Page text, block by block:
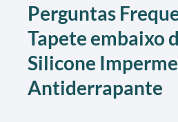
Perguntas
Tapete embaixo
Silicone
Antiderrapante